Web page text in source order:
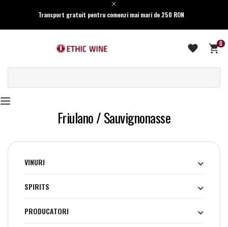
Transport gratuit pentru comenzi mai mari de 250 RON
0
Friulano / Sauvignonasse
VINURI
SPIRITS
PRODUCATORI